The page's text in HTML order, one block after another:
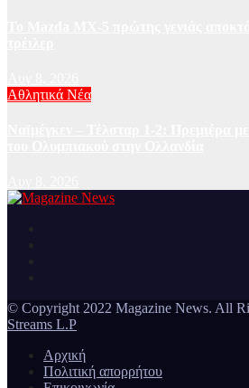
Αθλητικά Νέα
© Copyright 2022 Magazine News. All
Streams L.P
Αρχική
Πολιτική απορρήτου